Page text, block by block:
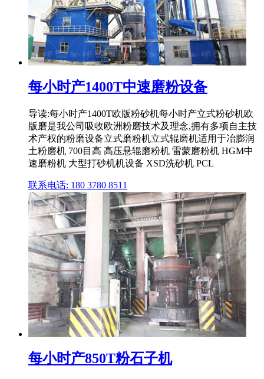
每小时产1400T中速磨粉设备
导读:每小时产1400T欧版粉砂机每小时产立式粉砂机欧
版磨是我公司吸收欧洲粉磨技术及理念,拥有多项自主技
术产权的粉磨设备立式磨粉机立式辊磨机适用于冶膨润
土粉磨机 700目高 高压悬辊磨粉机 雷蒙磨粉机 HGM中
速磨粉机 大型打砂机机设备 XSD洗砂机 PCL
联系电话: 180 3780 8511
每小时产850T粉石子机